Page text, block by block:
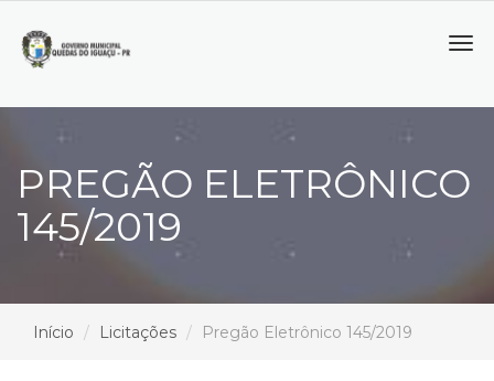
PREGÃO ELETRÔNICO
145/2019
Início Licitações Pregão Eletrônico 145/2019